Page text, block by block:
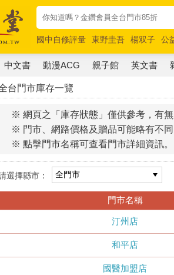
國中自修評量 東野圭吾 楊双子 公
唯紅花綻放
奧德賽 路邊攤新作 馬
中文書 動漫ACG 親子館 英文書
台門市庫存一覽
※ 網頁之「庫存狀態」僅供參考，有無
※ 門市、網路價格及贈品可能略有不同
※ 點擊門市名稱可查看門市詳細資訊。
選擇縣市：
門市名稱
汀州店
和平店
國醫加盟店